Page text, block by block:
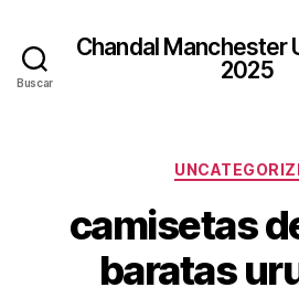
Buscar
Chandal Manchester
2025
camisetas
baratas